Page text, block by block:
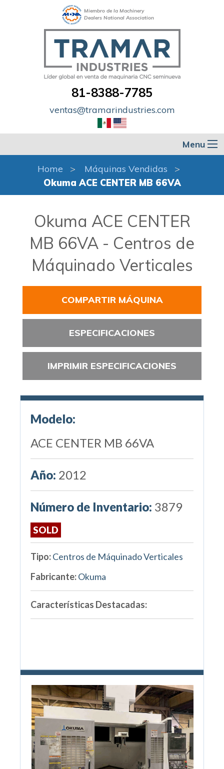
Miembro de la Machinery
Dealers National Association
81-8388-7785
ventas@tramarindustries.com
Menu
Home
Máquinas Vendidas
Okuma ACE CENTER MB 66VA
Okuma ACE CENTER
MB 66VA - Centros de
Máquinado Verticales
COMPARTIR MÁQUINA
ESPECIFICACIONES
IMPRIMIR ESPECIFICACIONES
Modelo:
ACE CENTER MB 66VA
Año: 2012
Número de Inventario: 3879
SOLD
Tipo:Centros de Máquinado Verticales
Fabricante:Okuma
Características Destacadas: